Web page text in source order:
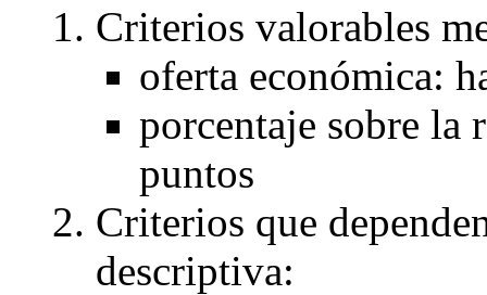
Criterios valorables
oferta económica:
porcentaje sobre la
puntos
Criterios que
descriptiva: